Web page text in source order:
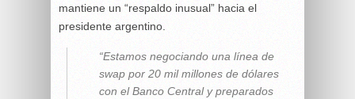
mantiene un “respaldo inusual” hacia el
presidente argentino.
“Estamos negociando una línea de
swap por 20 mil millones de dólares
con el Banco Central y preparados